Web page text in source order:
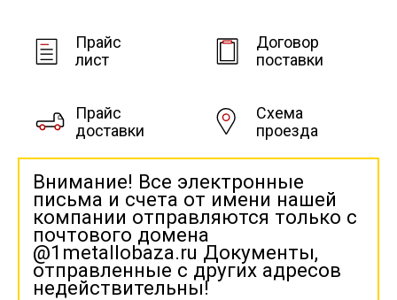
Прайс
лист
Договор
поставки
Прайс
доставки
Схема
проезда
Внимание! Все электронные
письма и счета от имени нашей
компании отправляются только с
почтового домена
@1metallobaza.ru Документы,
отправленные с других адресов
недействительны!